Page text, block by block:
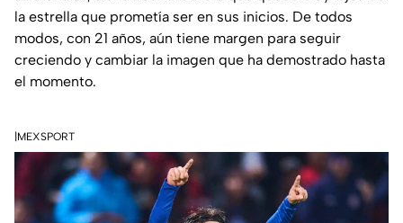
la estrella que prometía ser en sus inicios. De todos
modos, con 21 años, aún tiene margen para seguir
creciendo y cambiar la imagen que ha demostrado hasta
el momento.
|MEXSPORT